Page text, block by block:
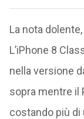
La nota
L’iPhone 8
nella versione
sopra mentre il
costando più di